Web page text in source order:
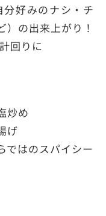
好みのナシ・チ
）の出来上がり！
回りに
炒め
げ
ではのスパイシー